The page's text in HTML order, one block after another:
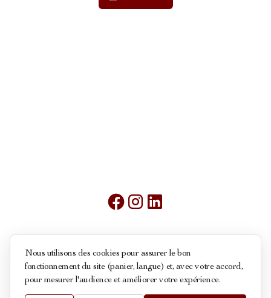
Conditions générales de ventes
Nous utilisons des cookies pour assurer le bon
fonctionnement du site (panier, langue) et, avec votre accord,
pour mesurer l'audience et améliorer votre expérience.